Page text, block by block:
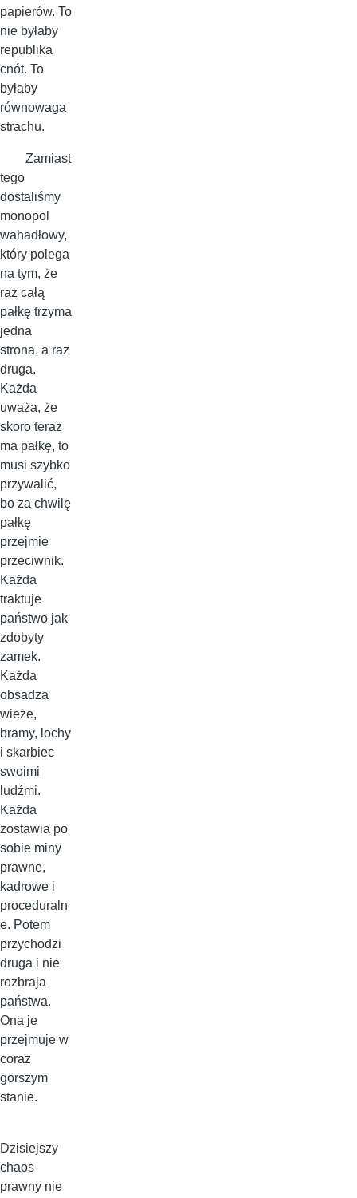
papierów. To
nie byłaby
republika
cnót. To
byłaby
równowaga
strachu.
Zamiast
tego
dostaliśmy
monopol
wahadłowy,
który polega
na tym, że
raz całą
pałkę trzyma
jedna
strona, a raz
druga.
Każda
uważa, że
skoro teraz
ma pałkę, to
musi szybko
przywalić,
bo za chwilę
pałkę
przejmie
przeciwnik.
Każda
traktuje
państwo jak
zdobyty
zamek.
Każda
obsadza
wieże,
bramy, lochy
i skarbiec
swoimi
ludźmi.
Każda
zostawia po
sobie miny
prawne,
kadrowe i
proceduraln
e. Potem
przychodzi
druga i nie
rozbraja
państwa.
Ona je
przejmuje w
coraz
gorszym
stanie.
Dzisiejszy
chaos
prawny nie